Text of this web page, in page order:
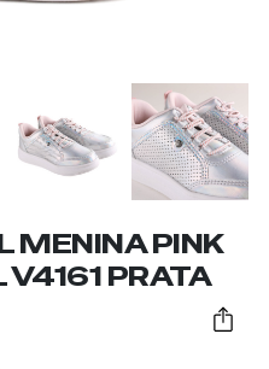
MENINA PINK
PRATA